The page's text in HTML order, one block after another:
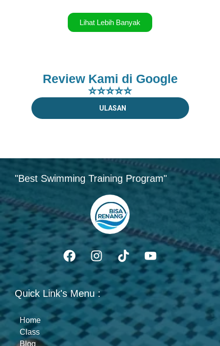
Lihat Lebih Banyak
Review Kami di Google
⭐⭐⭐⭐⭐
ULASAN
"Best Swimming Training Program"
Quick Link's Menu :
Home
Class
Blog